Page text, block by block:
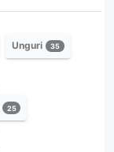
Unguri 35
25